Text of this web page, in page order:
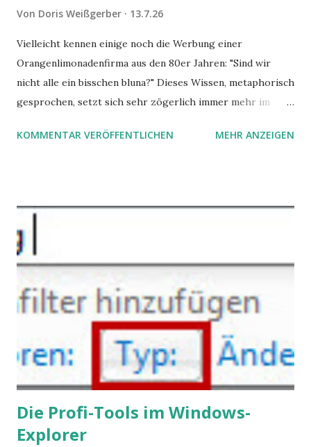
Von Doris Weißgerber 13.7.26
Vielleicht kennen einige noch die Werbung einer
Orangenlimonadenfirma aus den 80er Jahren: "Sind wir
nicht alle ein bisschen bluna?" Dieses Wissen, metaphorisch
gesprochen, setzt sich sehr zögerlich immer mehr im
gleich. Im Arbeitskontext kann es zu nicht verstandenen
Angstzuständen ihrer Mitglieder. Dafür könnte es Gründe
geben, die weitgehend noch im Dunkeln zu liegen scheinen.
KOMMENTAR VERÖFFENTLICHEN MEHR ANZEIGEN
Die Profi-Tools im Windows-
Explorer